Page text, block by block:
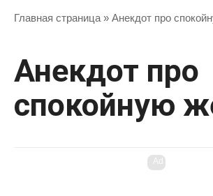
Главная страница » Анекдот про
Анекдот про
спокойную
Ad